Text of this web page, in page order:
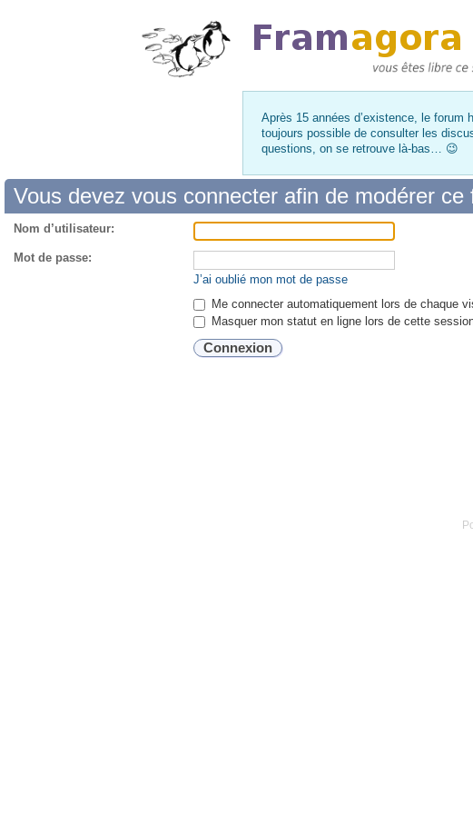
Après 15 années d’existence, le
toujours possible de consulter les
questions, on se retrouve là-bas… 😉
Vous devez vous connecter afin de modérer ce
Nom d’utilisateur:
Mot de passe:
J’ai oublié mon mot de passe
Me connecter automatiquement lors de chaque
Masquer mon statut en ligne lors de cette